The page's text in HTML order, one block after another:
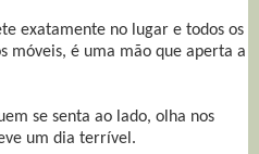
exatamente no lugar e todos os
móveis, é uma mão que aperta a
se senta ao lado, olha nos
um dia terrível.